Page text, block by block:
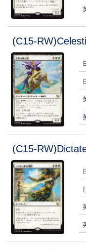
(C15-
(C15-